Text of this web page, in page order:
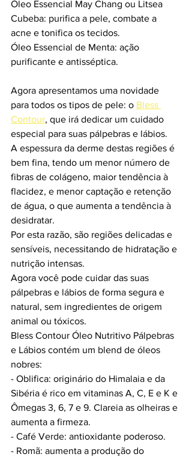
Óleo Essencial May Chang ou Litsea
Cubeba: purifica a pele, combate a
acne e tonifica os tecidos.
Óleo Essencial de Menta: ação
purificante e antisséptica.
Agora apresentamos uma novidade
para todos os tipos de pele: o Bless
Contour, que irá dedicar um cuidado
especial para suas pálpebras e lábios.
A espessura da derme destas regiões é
bem fina, tendo um menor número de
fibras de colágeno, maior tendência à
flacidez, e menor captação e retenção
de água, o que aumenta a tendência à
desidratar.
Por esta razão, são regiões delicadas e
sensíveis, necessitando de hidratação e
nutrição intensas.
Agora você pode cuidar das suas
pálpebras e lábios de forma segura e
natural, sem ingredientes de origem
animal ou tóxicos.
Bless Contour Óleo Nutritivo Pálpebras
e Lábios contém um blend de óleos
nobres:
- Oblifica: originário do Himalaia e da
Sibéria é rico em vitaminas A, C, E e K e
Ômegas 3, 6, 7 e 9. Clareia as olheiras e
aumenta a firmeza.
- Café Verde: antioxidante poderoso.
- Romã: aumenta a produção do